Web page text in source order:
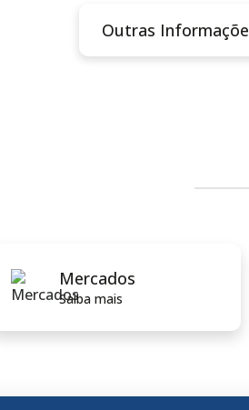
Outras
Mercados
Saiba mais